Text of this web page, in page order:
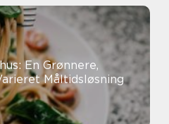
En Grønnere,
Måltidsløsning